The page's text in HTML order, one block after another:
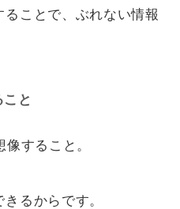
ことで、ぶれない情報
と
すること。
きるからです。